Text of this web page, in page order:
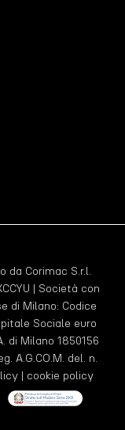
da Corimac S.r.l.
| Società con
di Milano: Codice
Sociale euro
di Milano 1850156
A.G.CO.M. del. n.
| cookie policy